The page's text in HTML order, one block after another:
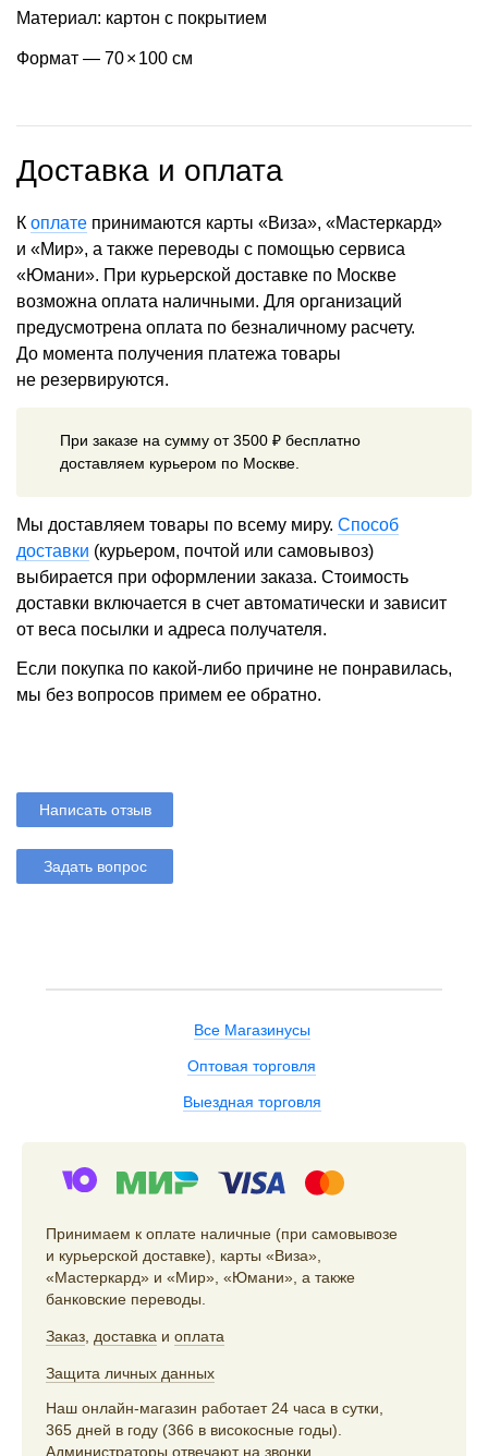
Материал: картон с покрытием
Формат — 70× 100 см
Доставка и оплата
К оплате принимаются карты «Виза», «Мастеркард»
и «Мир», а также переводы с помощью сервиса
«Юмани». При курьерской доставке по Москве
возможна оплата наличными. Для организаций
предусмотрена оплата по безналичному расчету.
До момента получения платежа товары
не резервируются.
При заказе на сумму от 3500 ₽ бесплатно
доставляем курьером по Москве.
Мы доставляем товары по всему миру. Способ
доставки (курьером, почтой или самовывоз)
выбирается при оформлении заказа. Стоимость
доставки включается в счет автоматически и зависит
от веса посылки и адреса получателя.
Если покупка по какой-либо причине не понравилась,
мы без вопросов примем ее обратно.
Написать отзыв
Задать вопрос
Все Магазинусы
Оптовая торговля
Выездная торговля
Принимаем к оплате наличные (при самовывозе
и курьерской доставке), карты «Виза»,
«Мастеркард» и «Мир», «Юмани», а также
банковские переводы.
Заказ доставка и оплата
Защита личных данных
Наш онлайн-магазин работает 24 часа в сутки,
365 дней в году (366 в високосные годы).
Администраторы отвечают на звонки